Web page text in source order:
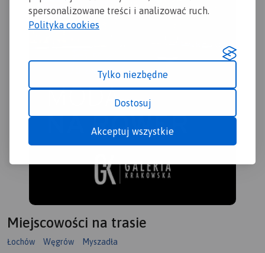
spersonalizowane treści i analizować ruch.
Polityka cookies
Tylko niezbędne
Dostosuj
Akceptuj wszystkie
Miejscowości na trasie
Łochów Węgrów Myszadła